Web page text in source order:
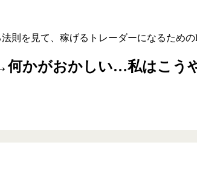
を見て、稼げるトレーダーになるための
何かがおかしい…私はこう